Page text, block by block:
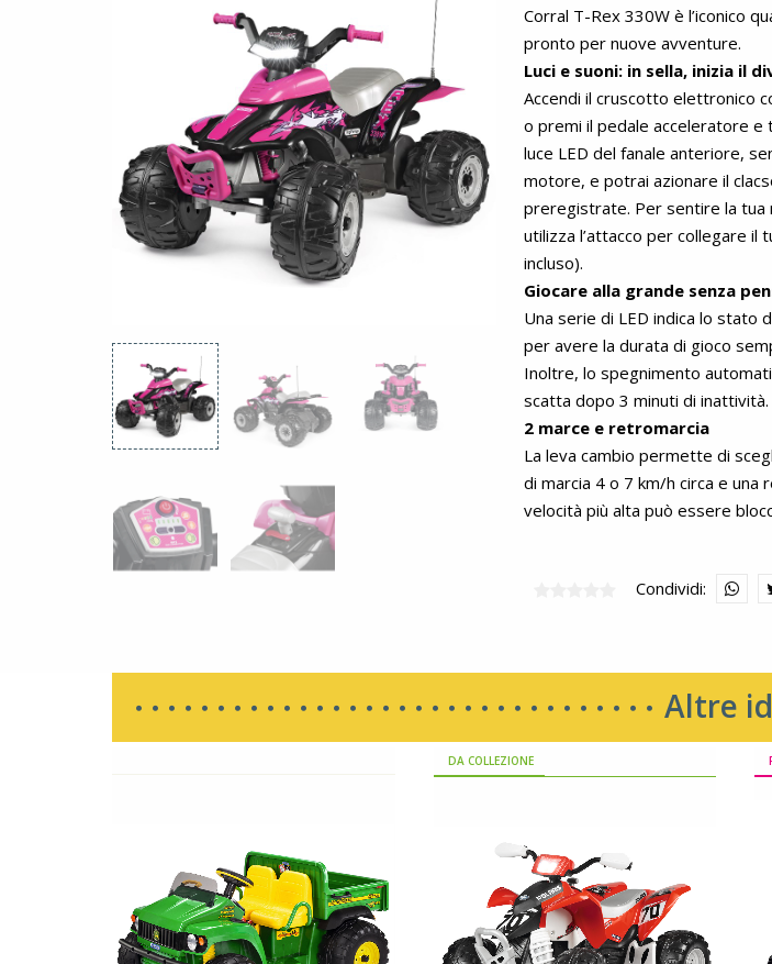
Corral T-Rex 330W è l’iconico
pronto per nuove avventure.
Luci e suoni: in sella, inizia il
Accendi il cruscotto elettronico
o premi il pedale acceleratore e
luce LED del fanale anteriore,
motore, e potrai azionare il
preregistrate. Per sentire la tua
utilizza l’attacco per collegare il
incluso).
Giocare alla grande senza
Una serie di LED indica lo stato
per avere la durata di gioco
Inoltre, lo spegnimento
scatta dopo 3 minuti di inattività.
2 marce e retromarcia
La leva cambio permette di
di marcia 4 o 7 km/h circa e una
velocità più alta può essere
bimbo non ha preso
Le ruote tassellate a trazione
avventure senza limiti! Con la
motrici il quad supera
Caratteristiche da vero off-
guida grazie alla seduta spaziosa
antiscivolo.
Batteria e caricabatteria
Il veicolo funziona con una
12V/8Ah/100Wh. La batteria è
Condividi:
Altre
DA COLLEZIONE